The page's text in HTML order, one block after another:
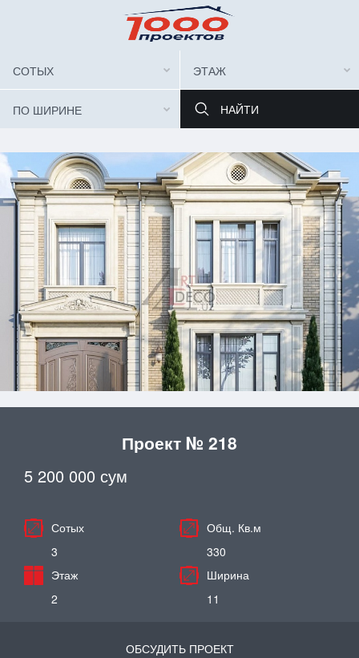
СОТЫХ ЭТАЖ
ПО ШИРИНЕ
Проект № 218
5 200 000 сум
Сотых
3
Общ. Кв.м
330
Этаж
2
Ширина
11
ОБСУДИТЬ ПРОЕКТ